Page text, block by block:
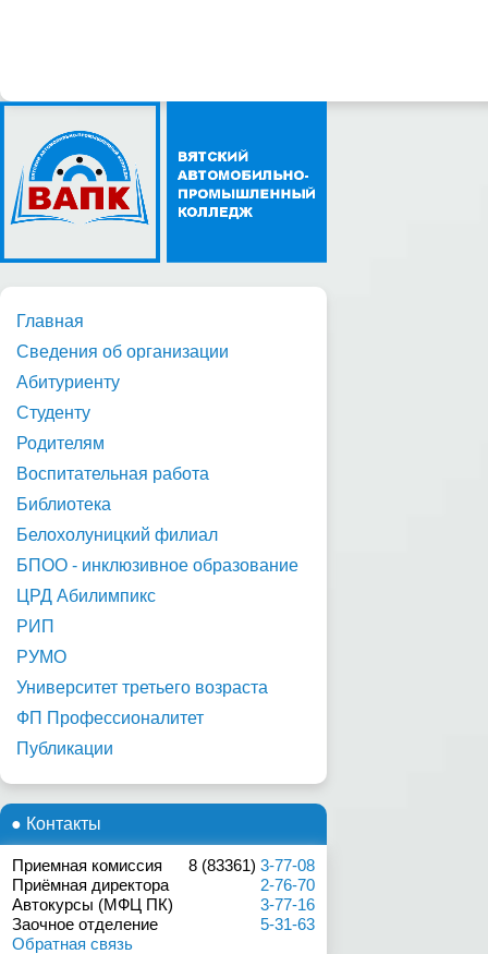
Главная
Сведения об организации
Абитуриенту
Студенту
Родителям
Воспитательная работа
Библиотека
Белохолуницкий филиал
БПОО - инклюзивное образование
ЦРД Абилимпикс
РИП
РУМО
Университет третьего возраста
ФП Профессионалитет
Публикации
● Контакты
Приемная комиссия 8 (83361) 3-77-08
Приёмная директора
2-76-70
Автокурсы (МФЦ ПК)
3-77-16
Заочное отделение
5-31-63
Обратная связь